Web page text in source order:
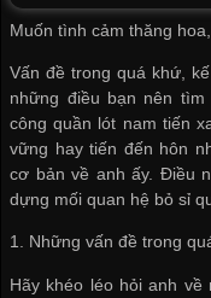
Muốn tình cảm thăng
Vấn đề trong quá khứ,
những điều bạn nên
công quần lót nam tiến
vững hay tiến đến hôn
cơ bản về anh ấy. Điều
dựng mối quan hệ bỏ sỉ
1. Những vấn đề trong
Hãy khéo léo hỏi anh